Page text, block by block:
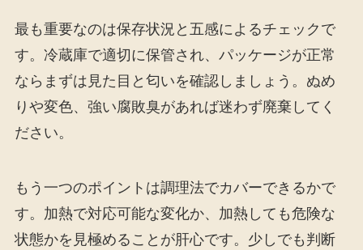
最も重要なのは保存状況と五感によるチェックで
す。冷蔵庫で適切に保管され、パッケージが正常
ならまずは見た目と匂いを確認しましょう。ぬめ
りや変色、強い腐敗臭があれば迷わず廃棄してく
ださい。
もう一つのポイントは調理法でカバーできるかで
す。加熱で対応可能な変化か、加熱しても危険な
状態かを見極めることが肝心です。少しでも判断